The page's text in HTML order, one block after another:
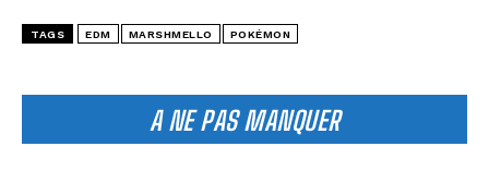
A NE PAS MANQUER
TAGS EDM MARSHMELLO POKÉMON